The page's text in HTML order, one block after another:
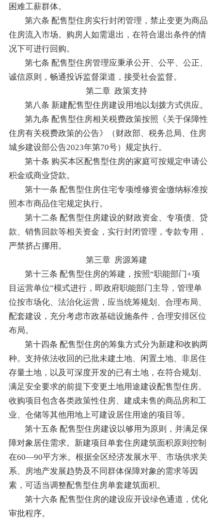
困难工薪群体。
第六条 配售型住房实行封闭管理，禁止变更为商品
住房流入市场。购房人如需退出，在符合退出条件的情
况下可进行回购。
第七条 配售型住房管理应秉承公开、公平、公正、
诚信原则，畅通投诉监督渠道，接受社会监督。
第二章 政策支持
第八条 新建配售型住房建设用地以划拨方式供应。
第九条 配售型住房相关税费政策按照《关于保障性
住房有关税费政策的公告》（财政部、税务总局、住房
城乡建设部公告2023年第70号）规定执行。
第十条 购买本区配售型住房的家庭可按规定申请公
积金或商业贷款。
第十一条 配售型住房住宅专项维修资金缴纳标准按
照本市商品住宅规定执行。
第十二条 配售型住房建设的财政资金、专项债、贷
款、销售回款等相关资金，实行封闭管理，专款专用，
严禁挤占挪用。
第三章 房源筹建
第十三条 配售型住房的筹建，按照“职能部门+项
目运营单位”模式进行，即政府职能部门主导，管理单
位按市场化、法治化运营，应当统筹规划、合理布局、
配套建设，充分考虑市政基础设施条件，合理安排区位
布局。
第十四条 配售型住房的筹集方式分为新建和收购两
种。支持依法收回的已批未建土地、闲置土地、非居住
存量土地，以及可深度开发的已有土地，在符合规划、
满足安全要求的前提下变更土地用途建设配售型住房。
收购项目包含各类政策性住房、建成未售的商品房和工
业、仓储等其他用地上可建设居住用途的项目等。
第十五条 配售型住房建设以够用为原则，并满足保
障对象居住需求。新建项目单套住房建筑面积原则控制
在60—90平方米。根据全区经济发展水平、市场供求关
系、房地产发展趋势及不同群体保障对象的需求等因
素，可适当调整配售型住房单套建筑面积。
第十六条 配售型住房的建设应开设绿色通道，优化
审批程序。